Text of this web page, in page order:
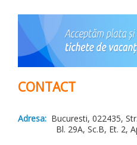
CONTACT
Adresa: Bucuresti, 022435,
Bl. 29A, Sc.B, Et. 2, Ap.